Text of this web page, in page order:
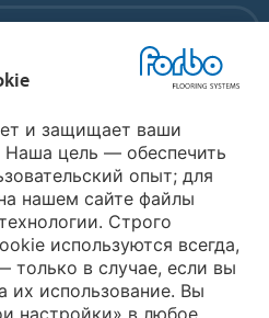
и защищает ваши
Наша цель — обеспечить
опыт; для
нашем сайте файлы
Строго
используются всегда,
в случае, если вы
их использование. Вы
настройки» в любое